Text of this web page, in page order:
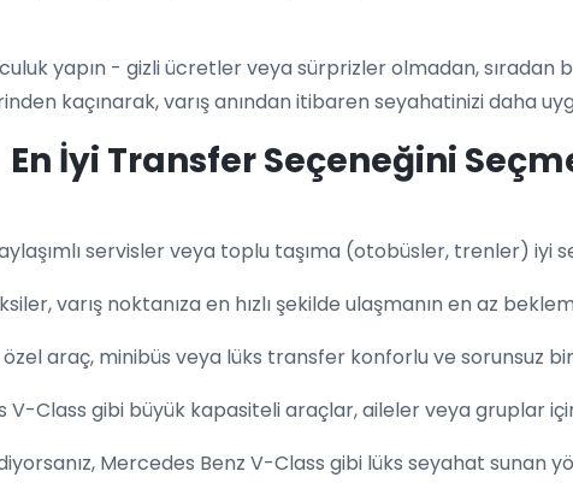
yapın - gizli ücretler veya sürprizler olmadan, sıradan
kaçınarak, varış anından itibaren seyahatinizi daha
En İyi Transfer Seçeneğini
servisler veya toplu taşıma (otobüsler, trenler) iyi
varış noktanıza en hızlı şekilde ulaşmanın en az
özel araç, minibüs veya lüks transfer konforlu ve sorunsuz
V-Class gibi büyük kapasiteli araçlar, aileler veya gruplar
Mercedes Benz V-Class gibi lüks seyahat sunan